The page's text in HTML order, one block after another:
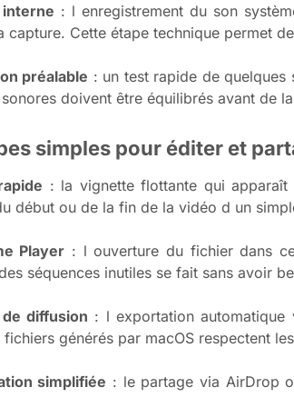
interne : l enregistrement du son
capture. Cette étape technique permet
préalable : un test rapide de
doivent être équilibrés avant de
simples pour éditer et
: la vignette flottante qui
début ou de la fin de la vidéo d un
Player : l ouverture du fichier dans
séquences inutiles se fait sans avoir
diffusion : l exportation
fichiers générés par macOS respectent
simplifiée : le partage via AirDrop